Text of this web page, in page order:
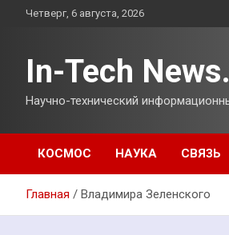
ПерейтиЧетверг, 6 августа, 2026
In-Tech News.
Научно-технический
КОСМОС НАУКА СВЯЗЬ
Главная Владимира Зеленского